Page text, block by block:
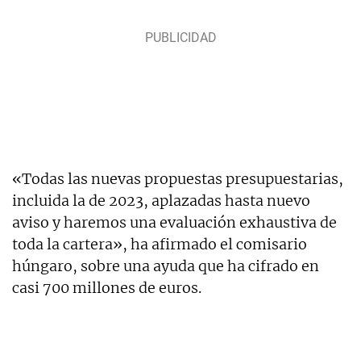
«Todas las nuevas propuestas presupuestarias,
incluida la de 2023, aplazadas hasta nuevo
aviso y haremos una evaluación exhaustiva de
toda la cartera», ha afirmado el comisario
húngaro, sobre una ayuda que ha cifrado en
casi 700 millones de euros.